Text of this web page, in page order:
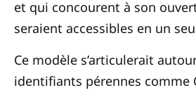
et qui concourent à son
seraient accessibles en un
Ce modèle s’articulerait
identifiants pérennes comme